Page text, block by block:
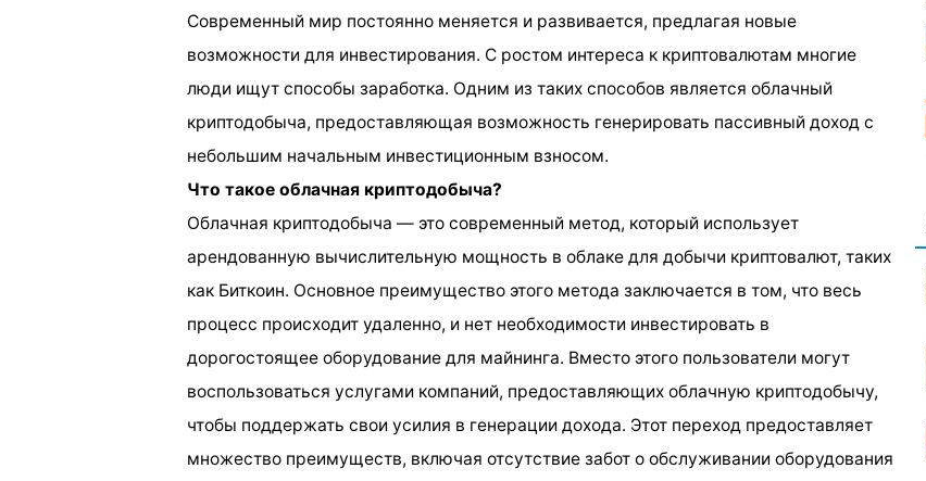
Современный мир постоянно меняется и развивается, предлагая новые
возможности для инвестирования. С ростом интереса к криптовалютам многие
люди ищут способы заработка. Одним из таких способов является облачный
криптодобыча, предоставляющая возможность генерировать пассивный доход с
небольшим начальным инвестиционным взносом.
Что такое облачная криптодобыча?
Облачная криптодобыча — это современный метод, который использует
арендованную вычислительную мощность в облаке для добычи криптовалют, таких
как Биткоин. Основное преимущество этого метода заключается в том, что весь
процесс происходит удаленно, и нет необходимости инвестировать в
дорогостоящее оборудование для майнинга. Вместо этого пользователи могут
воспользоваться услугами компаний, предоставляющих облачную криптодобычу,
чтобы поддержать свои усилия в генерации дохода. Этот переход предоставляет
множество преимуществ, включая отсутствие забот о обслуживании оборудования